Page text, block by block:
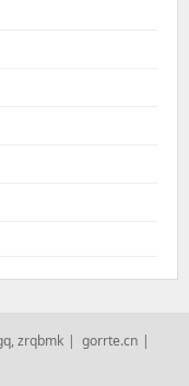
,zrqbmk | gorrte.cn |